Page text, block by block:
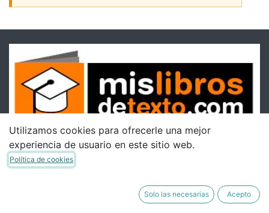
Utilizamos cookies para ofrecerle una mejor
experiencia de usuario en este sitio web.
Política de cookies
Solo las necesarias Acepto